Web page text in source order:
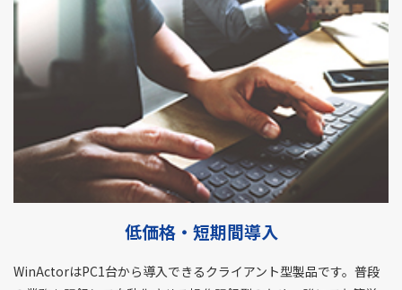
低価格・短期間導入
WinActorはPC1台から導入できるクライアント型製品です。普段